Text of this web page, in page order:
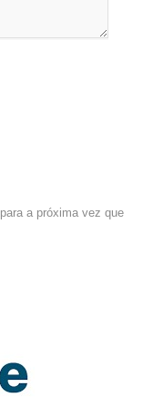
a próxima vez que